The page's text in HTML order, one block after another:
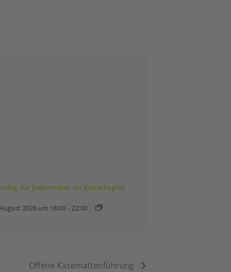
für Jedermann im Schachspiel
2026 um 18:00 - 22:00
Offene Kasemattenführung